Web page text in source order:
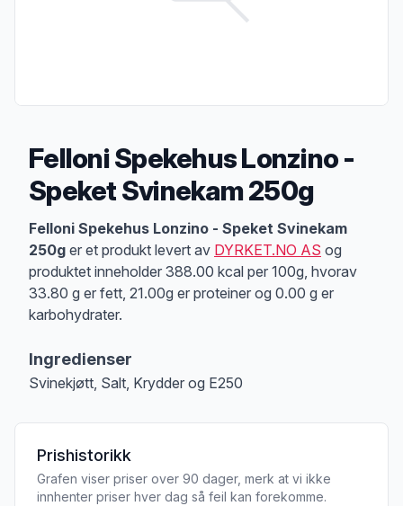
Felloni Spekehus Lonzino -
Speket Svinekam 250g
Produktbeskrivelse
Felloni Spekehus Lonzino - Speket Svinekam
250g er et produkt levert av DYRKET.NO AS og
produktet inneholder 388.00 kcal per 100g, hvorav
33.80 g er fett, 21.00g er proteiner og 0.00 g er
karbohydrater.
Ingredienser
Svinekjøtt, Salt, Krydder og E250
Prishistorikk
Grafen viser priser over 90 dager, merk at vi ikke
innhenter priser hver dag så feil kan forekomme.